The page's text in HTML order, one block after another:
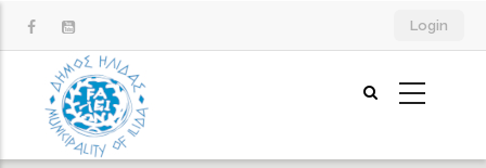
προς
περιεχόμενο
Login